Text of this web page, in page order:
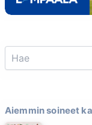
Search
Aiemmin soineet